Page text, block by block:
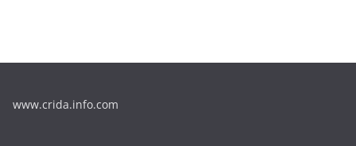
www.crida.info.com